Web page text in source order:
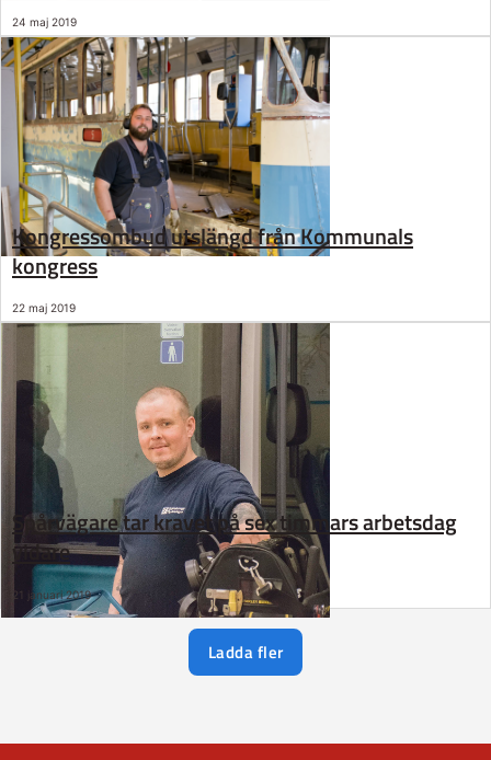
24 maj 2019
Kongressombud utslängd från Kommunals
kongress
22 maj 2019
Spårvägare tar kravet på sex timmars arbetsdag
vidare
21 januari 2019
Ladda fler